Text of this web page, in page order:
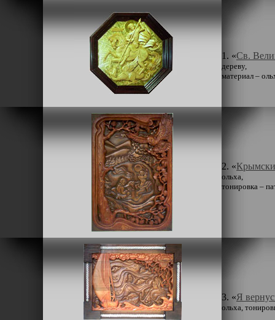
1. «Св.
дереву,
материал –
2. «
ольха,
тонировка –
3. «Я
ольха,